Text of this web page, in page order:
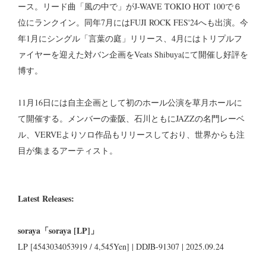
ース。リード曲「風の中で」がJ-WAVE TOKIO HOT 100で６
位にランクイン。同年7月にはFUJI ROCK FES'24へも出演。今
年1月にシングル「言葉の庭」リリース、4月にはトリプルフ
ァイヤーを迎えた対バン企画をVeats Shibuyaにて開催し好評を
博す。
11月16日には自主企画として初のホール公演を草月ホールに
て開催する。メンバーの壷阪、石川ともにJAZZの名門レーベ
ル、VERVEよりソロ作品もリリースしており、世界からも注
目が集まるアーティスト。
Latest Releases:
soraya「soraya [LP]」
LP [4543034053919 / 4,545Yen] | DDJB-91307 | 2025.09.24